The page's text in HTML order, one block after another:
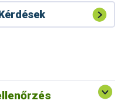
bejelentési felülete
II